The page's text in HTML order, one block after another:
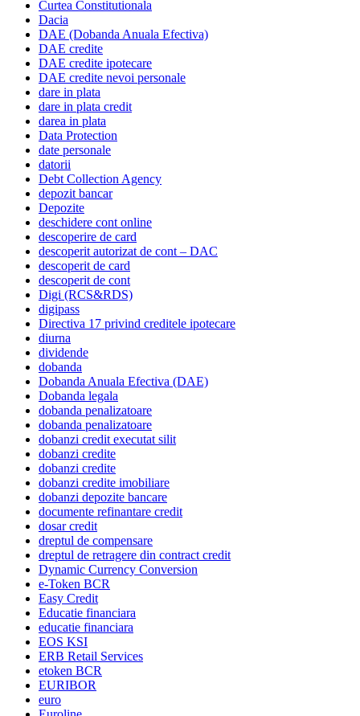
Curtea Constitutionala
Dacia
DAE (Dobanda Anuala Efectiva)
DAE credite
DAE credite ipotecare
DAE credite nevoi personale
dare in plata
dare in plata credit
darea in plata
Data Protection
date personale
datorii
Debt Collection Agency
depozit bancar
Depozite
deschidere cont online
descoperire de card
descoperit autorizat de cont – DAC
descoperit de card
descoperit de cont
Digi (RCS&RDS)
digipass
Directiva 17 privind creditele ipotecare
diurna
dividende
dobanda
Dobanda Anuala Efectiva (DAE)
Dobanda legala
dobanda penalizatoare
dobanda penalizatoare
dobanzi credit executat silit
dobanzi credite
dobanzi credite
dobanzi credite imobiliare
dobanzi depozite bancare
documente refinantare credit
dosar credit
dreptul de compensare
dreptul de retragere din contract credit
Dynamic Currency Conversion
e-Token BCR
Easy Credit
Educatie financiara
educatie financiara
EOS KSI
ERB Retail Services
etoken BCR
EURIBOR
euro